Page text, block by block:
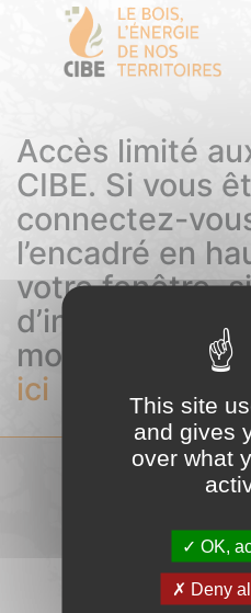
Accès limité
CIBE. Si vous
connectez-
l’encadré en
votre fenêtre,
d’informations
modalités
ici
COMITÉ
11 Rue Berryer
E-mail :
This site
and gives
over what
OK,
Deny